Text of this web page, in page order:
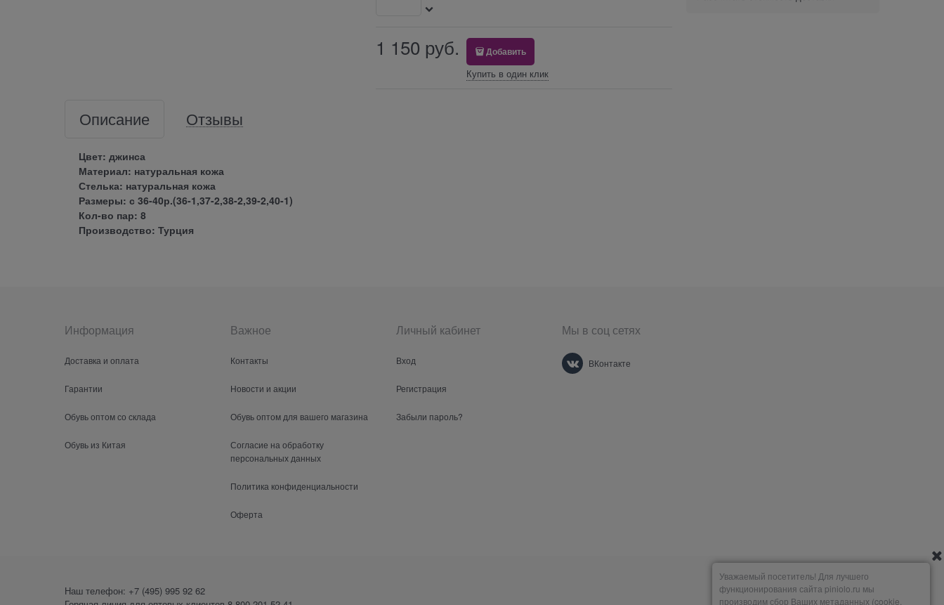
1 150 руб. Добавить
Купить в один клик
Описание Отзывы
Цвет: джинса
Материал: натуральная кожа
Стелька: натуральная кожа
Размеры: с 36-40р.(36-1,37-2,38-2,39-2,40-1)
Кол-во пар: 8
Производство: Турция
Информация
Доставка и оплата
Гарантии
Обувь оптом со склада
Обувь из Китая
Важное
Контакты
Новости и акции
Обувь оптом для вашего магазина
Согласие на обработку
персональных данных
Политика конфиденциальности
Оферта
Личный кабинет
Вход
Регистрация
Забыли пароль?
Мы в соц сетях
ВКонтакте
Наш телефон: +7 (495) 995 92 62
Уважаемый посетитель! Для лучшего
функционирования сайта piniolo.ru мы
производим сбор Ваших метаданных (cookie,